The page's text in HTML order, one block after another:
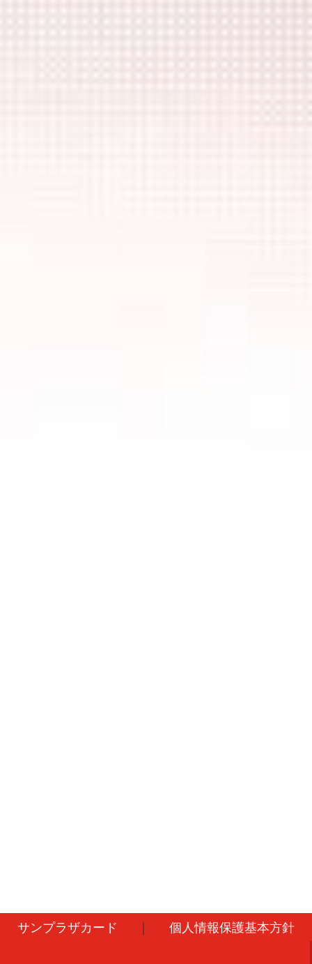
サンプラザカード 個人情報保護基本方針